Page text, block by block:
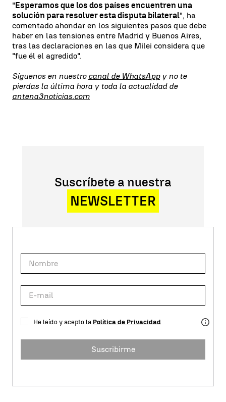
"Esperamos que los dos países encuentren una
solución para resolver esta disputa bilateral", ha
comentado ahondar en los siguientes pasos que debe
haber en las tensiones entre Madrid y Buenos Aires,
tras las declaraciones en las que Milei considera que
"fue él el agredido".
Síguenos en nuestro canal de WhatsAppy no te
pierdas la última hora y toda la actualidad de
antena3noticias.com
Suscríbete a nuestra
NEWSLETTER
He leído y acepto la Política de Privacidad
Suscribirme